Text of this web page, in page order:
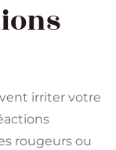
irriter votre
rougeurs ou